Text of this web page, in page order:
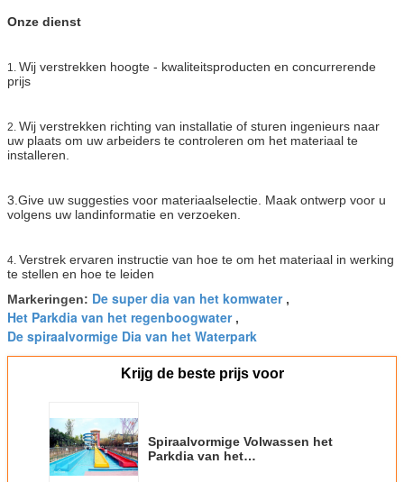
Onze dienst
1. Wij verstrekken hoogte - kwaliteitsproducten en concurrerende
prijs
2. Wij verstrekken richting van installatie of sturen ingenieurs naar
uw plaats om uw arbeiders te controleren om het materiaal te
installeren.
3.Give uw suggesties voor materiaalselectie. Maak ontwerp voor u
volgens uw landinformatie en verzoeken.
4. Verstrek ervaren instructie van hoe te om het materiaal in werking
te stellen en hoe te leiden
Markeringen: De super dia van het komwater,
Het Parkdia van het regenboogwater,
De spiraalvormige Dia van het Waterpark
Krijg de beste prijs voor
Spiraalvormige Volwassen het
Parkdia van het